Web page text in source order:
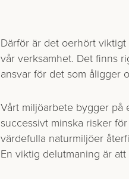
Därför är det oerhört
vår verksamhet. Det finns
ansvar för det som åligger
Vårt miljöarbete bygger på
successivt minska risker
värdefulla naturmiljöer
En viktig delutmaning är